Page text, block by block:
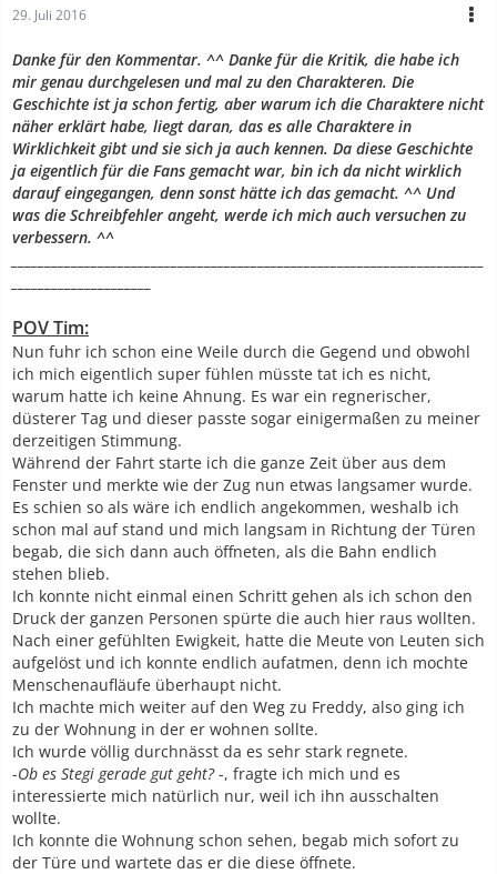
29. Juli 2016
Danke für den Kommentar. ^^ Danke für die Kritik, die habe ich
mir genau durchgelesen und mal zu den Charakteren. Die
Geschichte ist ja schon fertig, aber warum ich die Charaktere nicht
näher erklärt habe, liegt daran, das es alle Charaktere in
Wirklichkeit gibt und sie sich ja auch kennen. Da diese Geschichte
ja eigentlich für die Fans gemacht war, bin ich da nicht wirklich
darauf eingegangen, denn sonst hätte ich das gemacht. ^^ Und
was die Schreibfehler angeht, werde ich mich auch versuchen zu
verbessern. ^^
POV Tim:
Nun fuhr ich schon eine Weile durch die Gegend und obwohl
ich mich eigentlich super fühlen müsste tat ich es nicht,
warum hatte ich keine Ahnung. Es war ein regnerischer,
düsterer Tag und dieser passte sogar einigermaßen zu meiner
derzeitigen Stimmung.
Während der Fahrt starte ich die ganze Zeit über aus dem
Fenster und merkte wie der Zug nun etwas langsamer wurde.
Es schien so als wäre ich endlich angekommen, weshalb ich
schon mal auf stand und mich langsam in Richtung der Türen
begab, die sich dann auch öffneten, als die Bahn endlich
stehen blieb.
Ich konnte nicht einmal einen Schritt gehen als ich schon den
Druck der ganzen Personen spürte die auch hier raus wollten.
Nach einer gefühlten Ewigkeit, hatte die Meute von Leuten sich
aufgelöst und ich konnte endlich aufatmen, denn ich mochte
Menschenaufläufe überhaupt nicht.
Ich machte mich weiter auf den Weg zu Freddy, also ging ich
zu der Wohnung in der er wohnen sollte.
Ich wurde völlig durchnässt da es sehr stark regnete.
-Ob es Stegi gerade gut geht?-, fragte ich mich und es
interessierte mich natürlich nur, weil ich ihn ausschalten
wollte.
Ich konnte die Wohnung schon sehen, begab mich sofort zu
der Türe und wartete das er die diese öffnete.